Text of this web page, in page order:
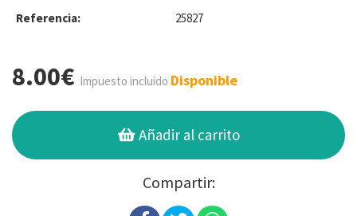
Referencia: 25827
8.00€ Impuesto incluido Disponible
Añadir al carrito
Compartir: